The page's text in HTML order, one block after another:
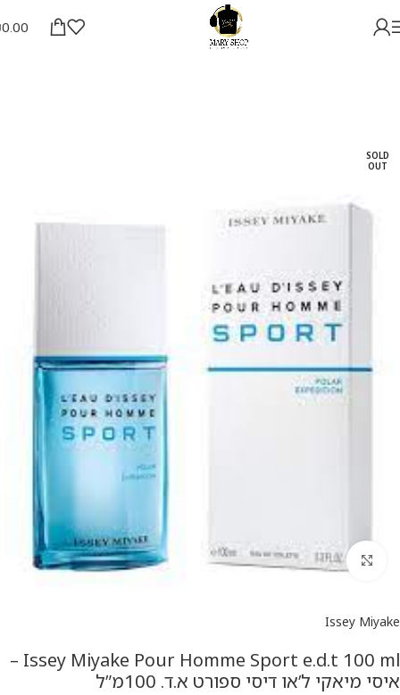
0.00
SOLD
OUT
להגדלת התמונה
Issey Miyake
Issey Miyake Pour Homme Sport e.d.t 100 ml –
איסי מיאקי ל’או דיסי ספורט א.ד. 100מ”ל